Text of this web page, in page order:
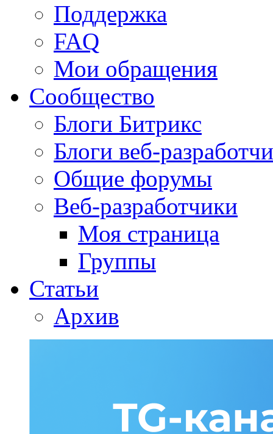
Поддержка
FAQ
Мои обращения
Сообщество
Блоги Битрикс
Блоги веб-
Общие форумы
Веб-разработчики
Моя страница
Группы
Статьи
Архив